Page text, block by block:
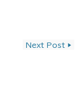
Next Post ▶